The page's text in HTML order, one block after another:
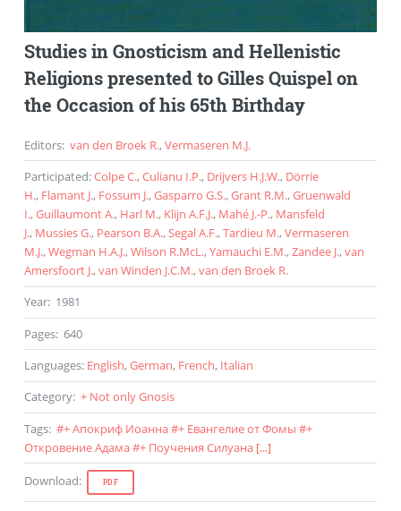
Studies in Gnosticism and Hellenistic
Religions presented to Gilles Quispel on
the Occasion of his 65th Birthday
Editors: van den Broek R., Vermaseren M.J.
Participated:Colpe C., Culianu I.P., Drijvers H.J.W., Dörrie
H., Flamant J., Fossum J., Gasparro G.S., Grant R.M., Gruenwald
I., Guillaumont A., Harl M., Klijn A.F.J., Mahé J.-P., Mansfeld
J., Mussies G., Pearson B.A., Segal A.F., Tardieu M., Vermaseren
M.J., Wegman H.A.J., Wilson R.McL., Yamauchi E.M., Zandee J., van
Amersfoort J., van Winden J.C.M., van den Broek R.
Year: 1981
Pages: 640
Languages: English, German, French, Italian
Category: + Not only Gnosis
Tags: #+ Апокриф Иоанна#+ Евангелие от Фомы #+
Откровение Адама#+ Поучения Силуана [...]
Download: PDF